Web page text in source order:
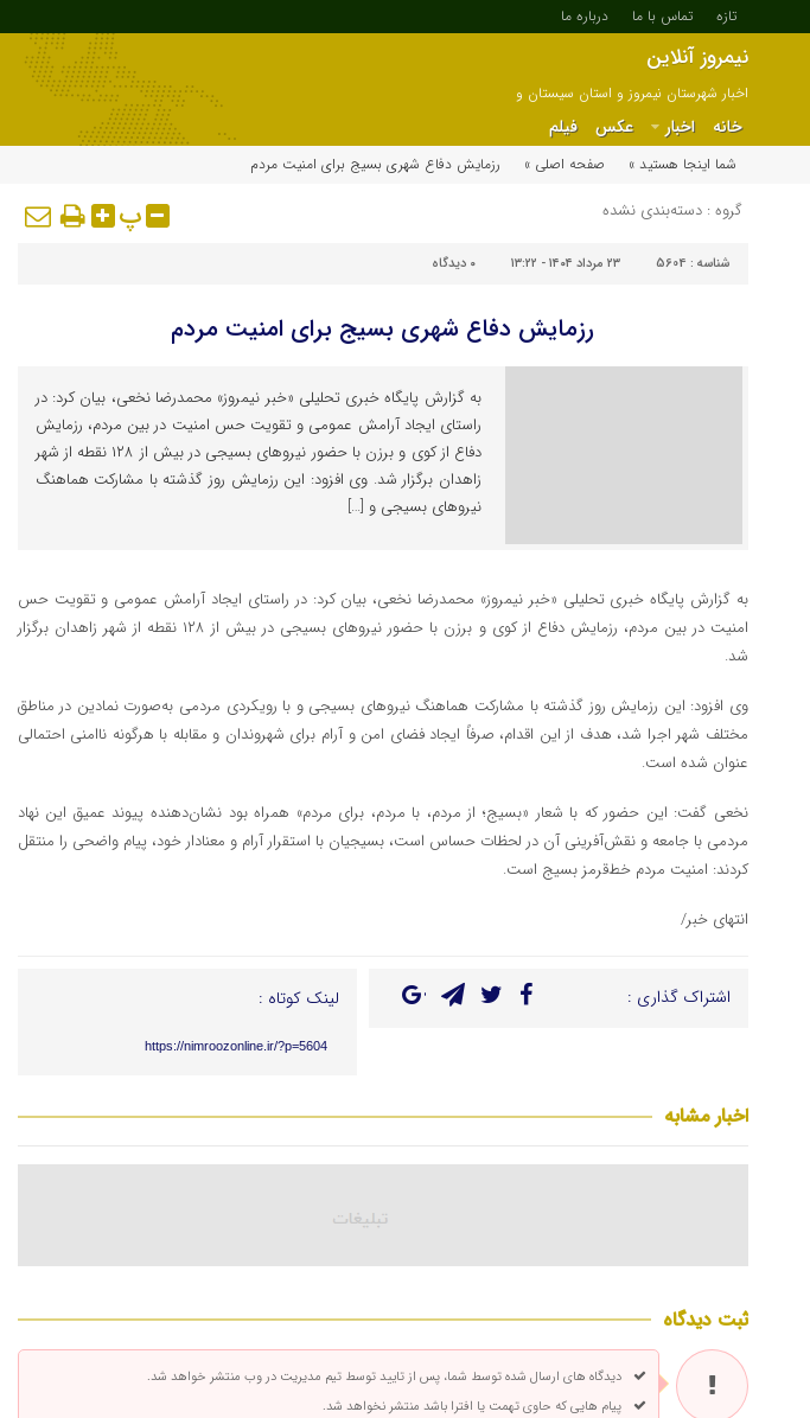
تازه تماس با ما درباره ما
نیمروز آنلاین
اخبار شهرستان نیمروز و استان سیستان و
بلوچستان
خانه اخبار عکس فیلم
شما اینجا هستید »
صفحه اصلی » رزمایش دفاع شهری بسیج برای امنیت مردم
گروه : دسته‌بندی نشده پ
شناسه : 5604 ۲۳ مرداد ۱۴۰۴ - ۱۳:۲۲ ۰ دیدگاه
رزمایش دفاع شهری بسیج برای امنیت مردم
به گزارش پایگاه خبری تحلیلی «خبر نیمروز» محمدرضا نخعی، بیان کرد: در
راستای ایجاد آرامش عمومی و تقویت حس امنیت در بین مردم، رزمایش
دفاع از کوی و برزن با حضور نیروهای بسیجی در بیش از ۱۲۸ نقطه از شهر
زاهدان برگزار شد. وی افزود: این رزمایش روز گذشته با مشارکت هماهنگ
نیروهای بسیجی و […]
به گزارش پایگاه خبری تحلیلی «خبر نیمروز» محمدرضا نخعی، بیان کرد: در راستای ایجاد آرامش عمومی و تقویت حس
امنیت در بین مردم، رزمایش دفاع از کوی و برزن با حضور نیروهای بسیجی در بیش از ۱۲۸ نقطه از شهر زاهدان برگزار
شد.
وی افزود: این رزمایش روز گذشته با مشارکت هماهنگ نیروهای بسیجی و با رویکردی مردمی به‌صورت نمادین در مناطق
مختلف شهر اجرا شد، هدف از این اقدام، صرفاً ایجاد فضای امن و آرام برای شهروندان و مقابله با هرگونه ناامنی احتمالی
عنوان شده است.
نخعی گفت: این حضور که با شعار «بسیج؛ از مردم، با مردم، برای مردم» همراه بود نشان‌دهنده پیوند عمیق این نهاد
مردمی با جامعه و نقش‌آفرینی آن در لحظات حساس است، بسیجیان با استقرار آرام و معنادار خود، پیام واضحی را منتقل
کردند: امنیت مردم خط‌قرمز بسیج است.
انتهای خبر/
اشتراک گذاری : لینک کوتاه :
https://nimroozonline.ir/?p=5604
اخبار مشابه
ثبت دیدگاه
دیدگاه های ارسال شده توسط شما، پس از تایید توسط تیم مدیریت در وب منتشر خواهد شد.
پیام هایی که حاوی تهمت یا افترا باشد منتشر نخواهد شد.